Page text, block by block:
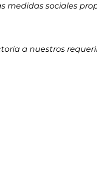
medidas sociales
a nuestros